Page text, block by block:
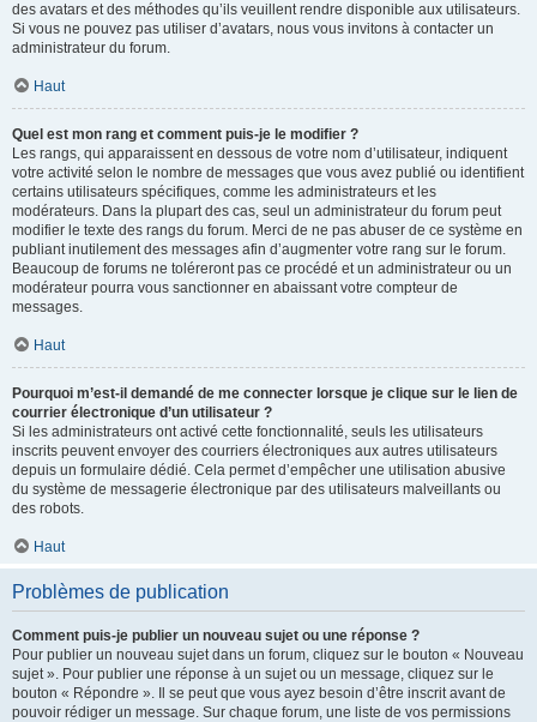
des avatars et des méthodes qu’ils veuillent rendre disponible aux utilisateurs.
Si vous ne pouvez pas utiliser d’avatars, nous vous invitons à contacter un
administrateur du forum.
Haut
Quel est mon rang et comment puis-je le modifier ?
Les rangs, qui apparaissent en dessous de votre nom d’utilisateur, indiquent
votre activité selon le nombre de messages que vous avez publié ou identifient
certains utilisateurs spécifiques, comme les administrateurs et les
modérateurs. Dans la plupart des cas, seul un administrateur du forum peut
modifier le texte des rangs du forum. Merci de ne pas abuser de ce système en
publiant inutilement des messages afin d’augmenter votre rang sur le forum.
Beaucoup de forums ne toléreront pas ce procédé et un administrateur ou un
modérateur pourra vous sanctionner en abaissant votre compteur de
messages.
Haut
Pourquoi m’est-il demandé de me connecter lorsque je clique sur le lien de
courrier électronique d’un utilisateur ?
Si les administrateurs ont activé cette fonctionnalité, seuls les utilisateurs
inscrits peuvent envoyer des courriers électroniques aux autres utilisateurs
depuis un formulaire dédié. Cela permet d’empêcher une utilisation abusive
du système de messagerie électronique par des utilisateurs malveillants ou
des robots.
Haut
Problèmes de publication
Comment puis-je publier un nouveau sujet ou une réponse ?
Pour publier un nouveau sujet dans un forum, cliquez sur le bouton « Nouveau
sujet ». Pour publier une réponse à un sujet ou un message, cliquez sur le
bouton « Répondre ». Il se peut que vous ayez besoin d’être inscrit avant de
pouvoir rédiger un message. Sur chaque forum, une liste de vos permissions